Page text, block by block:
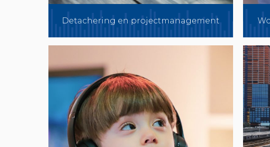
Detachering en projectmanagement